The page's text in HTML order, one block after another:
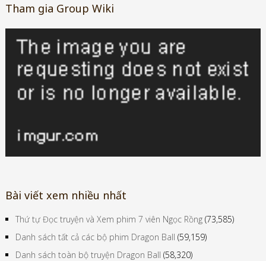
Tham gia Group Wiki
Bài viết xem nhiều nhất
Thứ tự Đọc truyện và Xem phim 7 viên Ngọc Rồng (73,585)
Danh sách tất cả các bộ phim Dragon Ball (59,159)
Danh sách toàn bộ truyện Dragon Ball (58,320)